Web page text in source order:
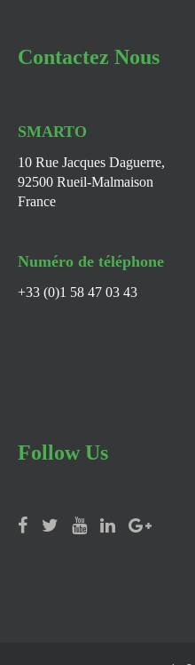
Contactez Nous
SMARTO
10 Rue Jacques Daguerre,
92500 Rueil-Malmaison
France
Numéro de téléphone
+33 (0)1 58 47 03 43
Follow Us